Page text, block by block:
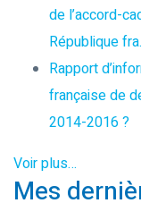
de l’accord-
République
Rapport
française de
2014-2016 ?
Voir plus…
Mes